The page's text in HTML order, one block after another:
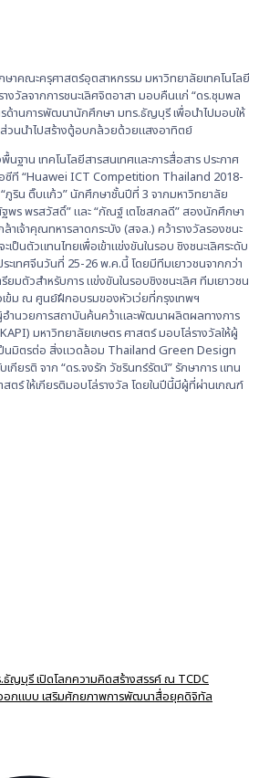
ณะครุศาสตร์อุตสาหกรรม มหาวิทยาลัยเทคโนโลยี
งวัลจากการชนะเลิศจิตอาสา มอบคืนแก่ “ดร.ชุมพล
รด้านการพัฒนานักศึกษา มทร.ธัญบุรี เพื่อนำไปมอบให้
วนนำไปสร้างตู้อบกล้วยด้วยแสงอาทิตย์
าน เทคโนโลยีสารสนเทศและการสื่อสาร ประกาศ
ซีที “Huawei ICT Competition Thailand 2018-
“ภูริน ติ๊บแก้ว” นักศึกษาชั้นปีที่ 3 จากมหาวิทยาลัย
พร พรสวัสดิ์” และ “กัณฐ์ เตโชสกลดี” สองนักศึกษา
าเจ้าคุณทหารลาดกระบัง (สจล.) คว้ารางวัลรองชนะ
ป็นตัวแทนไทยเพื่อเข้าแข่งขันในรอบ ชิงชนะเลิศระดับ
ะเทศจีนวันที่ 25-26 พ.ค.นี้ โดยมีทีมเยาวชนจากกว่า
ยมตัวสำหรับการ แข่งขันในรอบชิงชนะเลิศ ทีมเยาวชน
เข้ม ณ ศูนย์ฝึกอบรมของหัวเว่ยที่กรุงเทพฯ
ำนวยการสถาบันค้นคว้าและพัฒนาผลิตผลทางการ
มหาวิทยาลัยเกษตร ศาสตร์ มอบโล่รางวัลให้ผู้
นมิตรต่อ สิ่งแวดล้อม Thailand Green Design
กียรติ จาก “ดร.จงรัก วัชรินทร์รัตน์” รักษาการ แทน
ตร์ ให้เกียรติมอบโล่รางวัล โดยในปีนี้มีผู้ที่ผ่านเกณฑ์